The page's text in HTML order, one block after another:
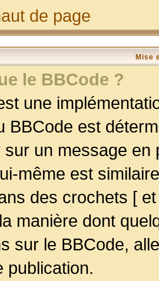
de page
Mise
le BBCode ?
une
BBCode est
sur un message
même est
des crochets [
manière dont
sur le BBCode,
publication.